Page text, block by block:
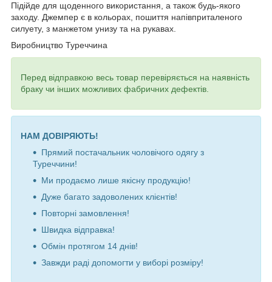
Підійде для щоденного використання, а також будь-якого
заходу. Джемпер є в кольорах, пошиття напівприталеного
силуету, з манжетом унизу та на рукавах.
Виробництво Туреччина
Перед відправкою весь товар перевіряється на наявність
браку чи інших можливих фабричних дефектів.
НАМ ДОВІРЯЮТЬ!
Прямий постачальник чоловічого одягу з
Туреччини!
Ми продаємо лише якісну продукцію!
Дуже багато задоволених клієнтів!
Повторні замовлення!
Швидка відправка!
Обмін протягом 14 днів!
Завжди раді допомогти у виборі розміру!